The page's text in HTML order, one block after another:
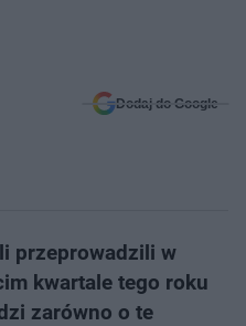
Dodaj do Google
przeprowadzili w
kwartale tego roku
zarówno o te